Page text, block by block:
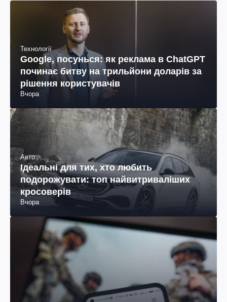
Технології
Google, посунься: як реклама в ChatGPT
починає битву на трильйони доларів за
рішення користувачів
Вчора
Авто
Ідеальні для тих, хто любить
подорожувати: топ найвитриваліших
кросоверів
Вчора